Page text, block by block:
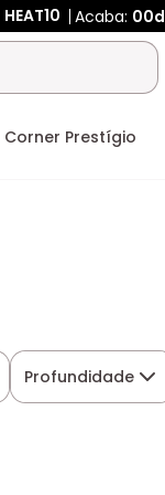
HEAT10 Acaba: 00d
Corner Prestígio
Profundidade